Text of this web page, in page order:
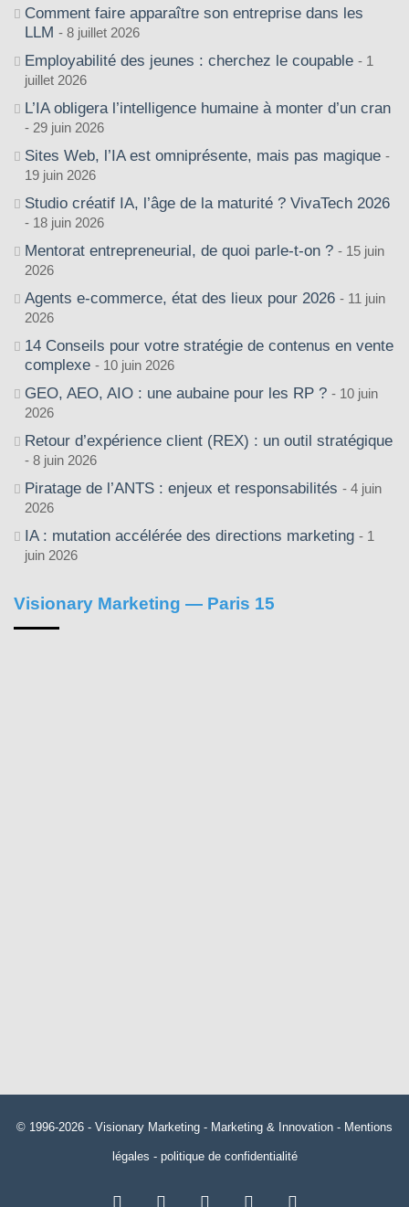
Comment faire apparaître son entreprise dans les
LLM
8 juillet 2026
Employabilité des jeunes : cherchez le coupable
1
juillet 2026
L’IA obligera l’intelligence humaine à monter d’un cran
29 juin 2026
Sites Web, l’IA est omniprésente, mais pas magique
19 juin 2026
Studio créatif IA, l’âge de la maturité ? VivaTech 2026
18 juin 2026
Mentorat entrepreneurial, de quoi parle-t-on ?
15 juin
2026
Agents e-commerce, état des lieux pour 2026
11 juin
2026
14 Conseils pour votre stratégie de contenus en vente
complexe
10 juin 2026
GEO, AEO, AIO : une aubaine pour les RP ?
10 juin
2026
Retour d’expérience client (REX) : un outil stratégique
8 juin 2026
Piratage de l’ANTS : enjeux et responsabilités
4 juin
2026
IA : mutation accélérée des directions marketing
1
juin 2026
Visionary Marketing — Paris 15
© 1996-2026 - Visionary Marketing - Marketing & Innovation - Mentions
légales - politique de confidentialité
Facebook Linkedin